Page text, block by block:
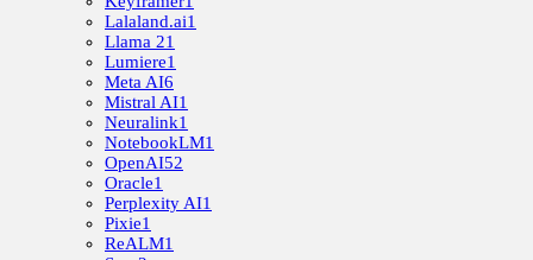
Lalaland.ai1
Llama 21
Lumiere1
Meta AI6
Mistral AI1
Neuralink1
NotebookLM1
OpenAI52
Oracle1
Perplexity AI1
Pixie1
ReALM1